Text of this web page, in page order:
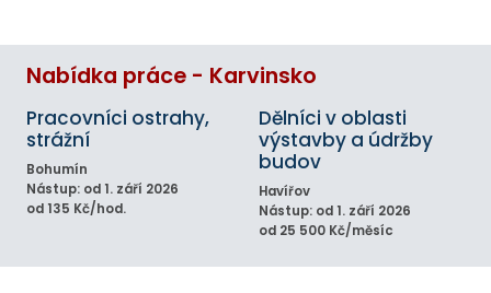
Nabídka práce - Karvinsko
Pracovníci ostrahy,
strážní
Bohumín
Nástup: od 1. září 2026
od 135 Kč/hod.
Dělníci v oblasti
výstavby a údržby
budov
Havířov
Nástup: od 1. září 2026
od 25 500 Kč/měsíc